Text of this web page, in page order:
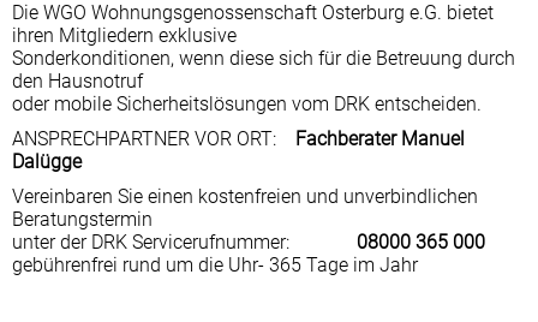
Die WGO Wohnungsgenossenschaft Osterburg e.G. bietet
ihren Mitgliedern exklusive
Sonderkonditionen, wenn diese sich für die Betreuung durch
den Hausnotruf
oder mobile Sicherheitslösungen vom DRK entscheiden.
ANSPRECHPARTNER VOR ORT:
Fachberater Manuel
Dalügge
Vereinbaren Sie einen kostenfreien und unverbindlichen
Beratungstermin
unter der DRK Servicerufnummer: 08000 365 000
gebührenfrei rund um die Uhr- 365 Tage im Jahr